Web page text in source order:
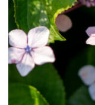
ト
#
メ
カ
イ
リ